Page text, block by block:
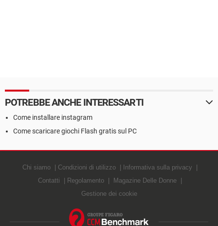
POTREBBE ANCHE INTERESSARTI
Come installare instagram
Come scaricare giochi Flash gratis sul PC
Chi siamo Condizioni di utilizzo
Informativa sulla privacy
Contatti
Regolamento
Magazine Delle Donne
Gestione dei cookie